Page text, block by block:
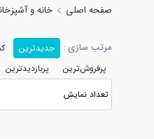
صفحه اصلی خانه و
مرتب سازی : جدیدترین
پرفروش‌ترین
پربازدیدترین